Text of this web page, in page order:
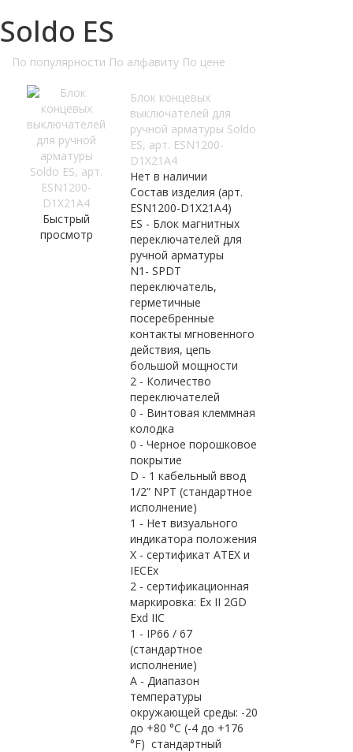
Soldo ES
По популярности По алфавиту По цене
Быстрый
просмотр
Блок концевых
выключателей для
ручной арматуры Soldo
ES, арт. ESN1200-
D1X21A4
Нет в наличии
Состав изделия (арт.
ESN1200-D1X21A4)
ES - Блок магнитных
переключателей для
ручной арматуры
N1- SPDT
переключатель,
герметичные
посеребренные
контакты мгновенного
действия, цепь
большой мощности
2 - Количество
переключателей
0 - Винтовая клеммная
колодка
0 - Черное порошковое
покрытие
D - 1 кабельный ввод
1/2” NPT (стандартное
исполнение)
1 - Нет визуального
индикатора положения
X - сертификат ATEX и
IECEx
2 - cертификационная
маркировка: Ex II 2GD
Exd IIC
1 - IP66 / 67
(стандартное
исполнение)
A - Диапазон
температуры
окружающей среды: -20
до +80 °C (-4 до +176
°F) стандартный